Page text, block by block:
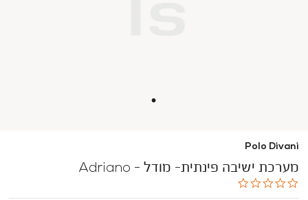
Polo Divani
מערכת ישיבה פינתית- מודל - Adriano